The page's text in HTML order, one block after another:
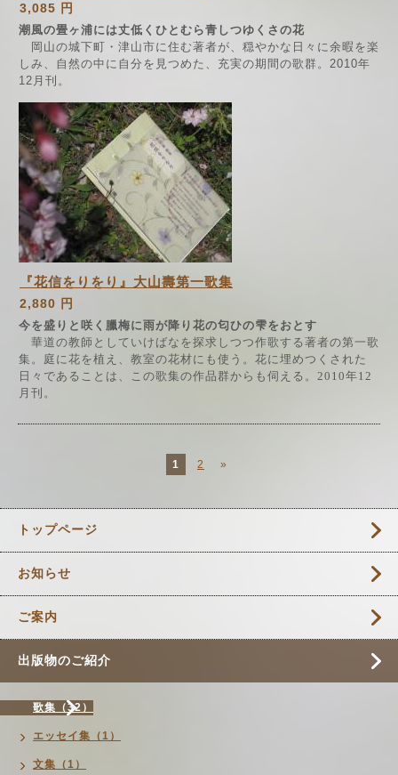
3,085 円
潮風の畳ヶ浦には丈低くひとむら青しつゆくさの花
岡山の城下町・津山市に住む著者が、穏やかな日々に余暇を楽
しみ、自然の中に自分を見つめた、充実の期間の歌群。2010年
12月刊。
『花信をりをり』大山壽第一歌集
2,880 円
今を盛りと咲く臘梅に雨が降り花の匂ひの雫をおとす
華道の教師としていけばなを探求しつつ作歌する著者の第一歌
集 。 庭に花を植え 、教室の花材にも使 う 。 花に埋めつくされた
日々であることは 、 こ の歌集の作品群からも伺える 。 2010年12
月刊。
1 2 »
トップページ
お知らせ
ご案内
出版物のご紹介
歌集（32）
エッセイ集（1）
文集（1）